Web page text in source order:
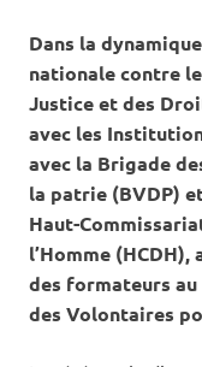
Dans la
nationale contre
Justice et des
avec les
avec la Brigade
la patrie (BVDP)
Haut-
l’Homme
des formateurs
des Volontaires